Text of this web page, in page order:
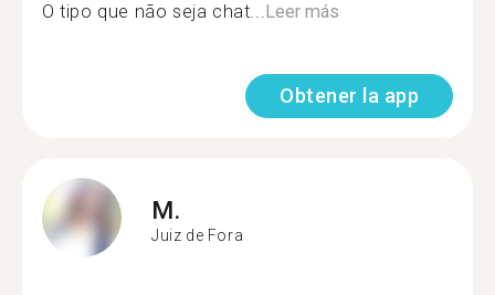
O tipo que não seja chat...Leer más
Obtener la app
M.
Juiz de Fora